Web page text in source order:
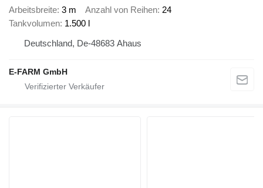
Arbeitsbreite 3 m Anzahl von Reihen 24
Tankvolumen 1.500 l
Deutschland, De-48683 Ahaus
E-FARM GmbH